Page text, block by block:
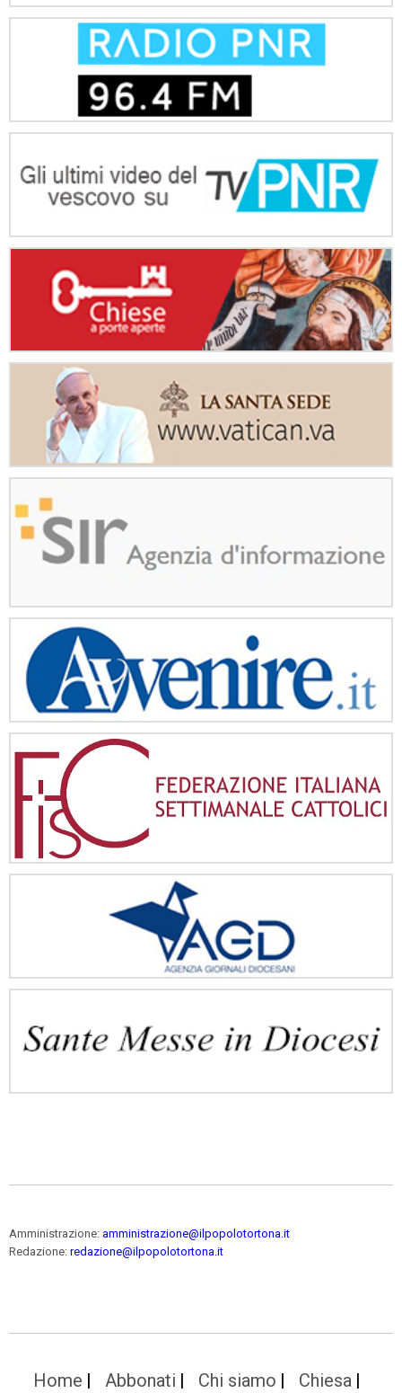
Amministrazione: amministrazione@ilpopolotortona.it
Redazione: redazione@ilpopolotortona.it
Home Abbonati Chi siamo
Chiesa